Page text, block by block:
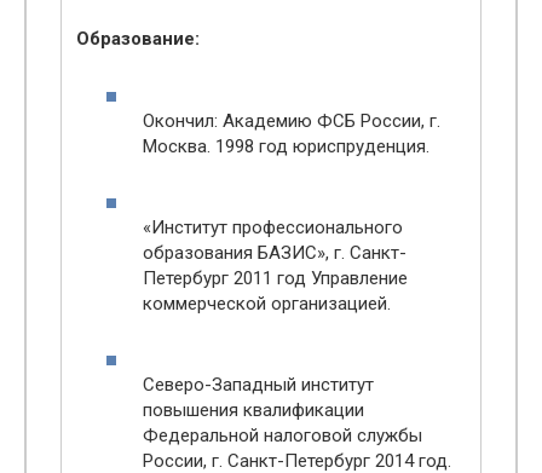
Образование:
Окончил: Академию ФСБ России, г.
Москва. 1998 год юриспруденция.
«Институт профессионального
образования БАЗИС», г. Санкт-
Петербург 2011 год Управление
коммерческой организацией.
Северо-Западный институт
повышения квалификации
Федеральной налоговой службы
России, г. Санкт-Петербург 2014 год.